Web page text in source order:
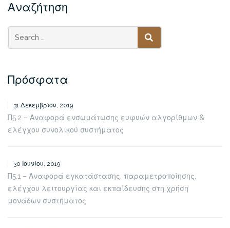
Αναζήτηση
SEARCH
Πρόσφατα
31 Δεκεμβρίου, 2019
Π5.2 – Αναφορά ενσωμάτωσης ευφυών αλγορίθμων &
ελέγχου συνολικού συστήματος
30 Ιουνίου, 2019
Π5.1 – Αναφορά εγκατάστασης, παραμετροποίησης,
ελέγχου λειτουργίας και εκπαίδευσης στη χρήση
μονάδων συστήματος